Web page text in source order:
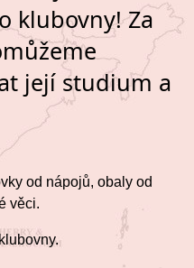
klubovny! Za
její studium a
od nápojů, obaly od
věci.